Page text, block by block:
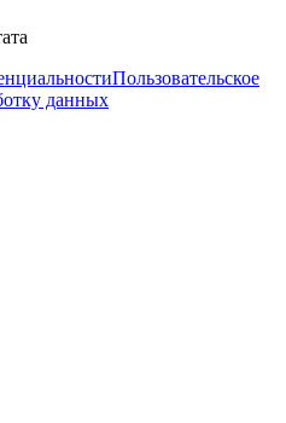
Пользовательское
данных